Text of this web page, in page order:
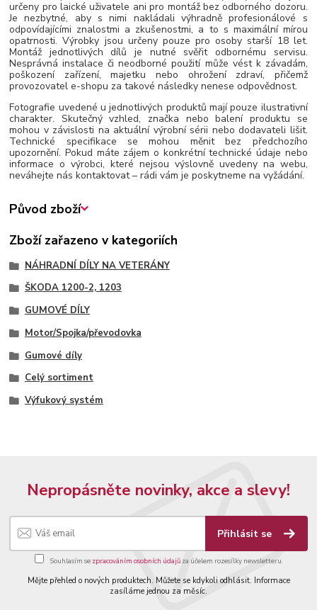
určeny pro laické uživatele ani pro montáž bez odborného dozoru.
Je nezbytné, aby s nimi nakládali výhradně profesionálové s
odpovídajícími znalostmi a zkušenostmi, a to s maximální mírou
opatrnosti. Výrobky jsou určeny pouze pro osoby starší 18 let.
Montáž jednotlivých dílů je nutné svěřit odbornému servisu.
Nesprávná instalace či neodborné použití může vést k závadám,
poškození zařízení, majetku nebo ohrožení zdraví, přičemž
provozovatel e-shopu za takové následky nenese odpovědnost.
Fotografie uvedené u jednotlivých produktů mají pouze ilustrativní
charakter. Skutečný vzhled, značka nebo balení produktu se
mohou v závislosti na aktuální výrobní sérii nebo dodavateli lišit.
Technické specifikace se mohou měnit bez předchozího
upozornění. Pokud máte zájem o konkrétní technické údaje nebo
informace o výrobci, které nejsou výslovně uvedeny na webu,
neváhejte nás kontaktovat – rádi vám je poskytneme na vyžádání.
Původ zboží
Zboží zařazeno v kategoriích
NÁHRADNÍ DÍLY NA VETERÁNY
ŠKODA 1200-2, 1203
GUMOVÉ DÍLY
Motor/Spojka/převodovka
Gumové díly
Celý sortiment
Výfukový systém
Nepropásněte novinky, akce a slevy!
Přihlásit se
Souhlasím se zpracováním osobních údajůza účelem rozesílky newsletteru.
Mějte přehled o nových produktech. Můžete se kdykoli odhlásit. Informace
zasíláme jednou za měsíc.